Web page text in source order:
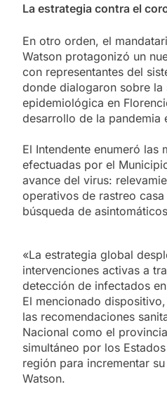
La estrategia contra el
En otro orden, el
Watson protagonizó un
con representantes del
donde dialogaron sobre la
epidemiológica en
desarrollo de la pandemia
El Intendente enumeró las
efectuadas por el
avance del virus:
operativos de rastreo
búsqueda de
«La estrategia global
intervenciones activas a
detección de infectados
El mencionado
las recomendaciones
Nacional como el
simultáneo por los
región para incrementar
Watson.